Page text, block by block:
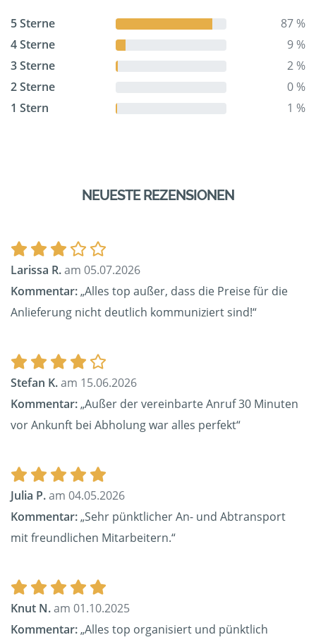
5 Sterne
87 %
4 Sterne
9 %
3 Sterne
2 %
2 Sterne
0 %
1 Stern
1 %
NEUESTE REZENSIONEN
Larissa R.am 05.07.2026
Kommentar:„Alles top außer, dass die Preise für die
Anlieferung nicht deutlich kommuniziert sind!“
Stefan K.am 15.06.2026
Kommentar:„Außer der vereinbarte Anruf 30 Minuten
vor Ankunft bei Abholung war alles perfekt“
Julia P.am 04.05.2026
Kommentar:„Sehr pünktlicher An- und Abtransport
mit freundlichen Mitarbeitern.“
Knut N.am 01.10.2025
Kommentar:„Alles top organisiert und pünktlich